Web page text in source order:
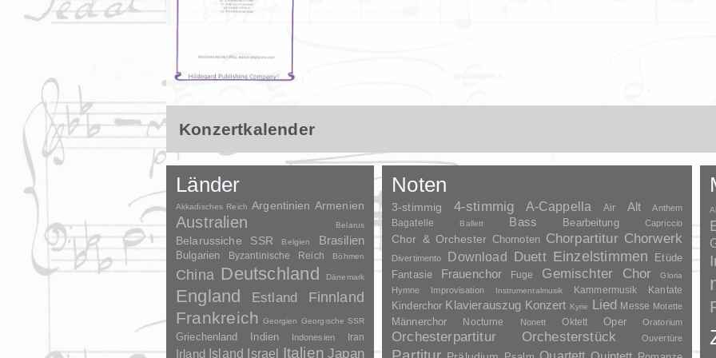
Konzertkalender
Länder
Akkadisches Reich Argentinien Armenien
Australien Belarus
Belarussiche SSR Belgien Brasilien
Bulgarien Byzantinische Reich Böhmen
China Deutschland Dänemark
England Estland Finnland
Frankreich Georgien Georgische SSR
Griechenland Indien Indonesien Iran
Irland Island Israel Italien Japan
Noten
3-stimmig 4-stimmig A-Cappella Air Alt Anthem
Bagatelle Ballett Bass Bearbeitung Capriccio
Chor & Orchester Chornoten Chorpartitur Chorwerk
Divertimento Download Duett Einzelstimmen Etüde
Fantasie Frauenchor Fuge Gemischter Chor Gloria
Hymne Improvisation Instrumentalmusik Kammermusik Kantate
Kinderchor Klavierauszug Konzert Kyrie Lied Messe Motette
Männerchor Nocturne Nonett Oktett Oper Oratorium
Orchesterpartitur Orchesterstück Ouvertüre